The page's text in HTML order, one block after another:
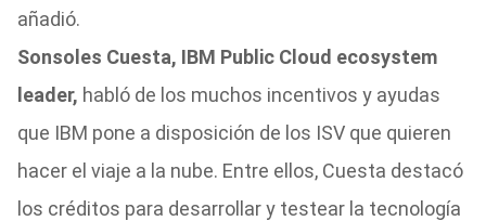
añadió.
Sonsoles Cuesta, IBM Public Cloud ecosystem
leader, habló de los muchos incentivos y ayudas
que IBM pone a disposición de los ISV que quieren
hacer el viaje a la nube. Entre ellos, Cuesta destacó
los créditos para desarrollar y testear la tecnología